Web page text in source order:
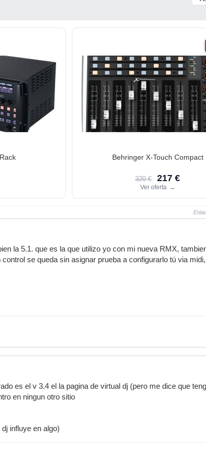
Behringer X-Touch Compact
320 € 217 €
Ver oferta →
la 5.1. que es la que utilizo yo con mi nueva RMX,
se queda sin asignar prueba a configurarlo tú via
es el v 3.4 el la pagina de virtual dj (pero me dice que
en ningun otro sitio
influye en algo)